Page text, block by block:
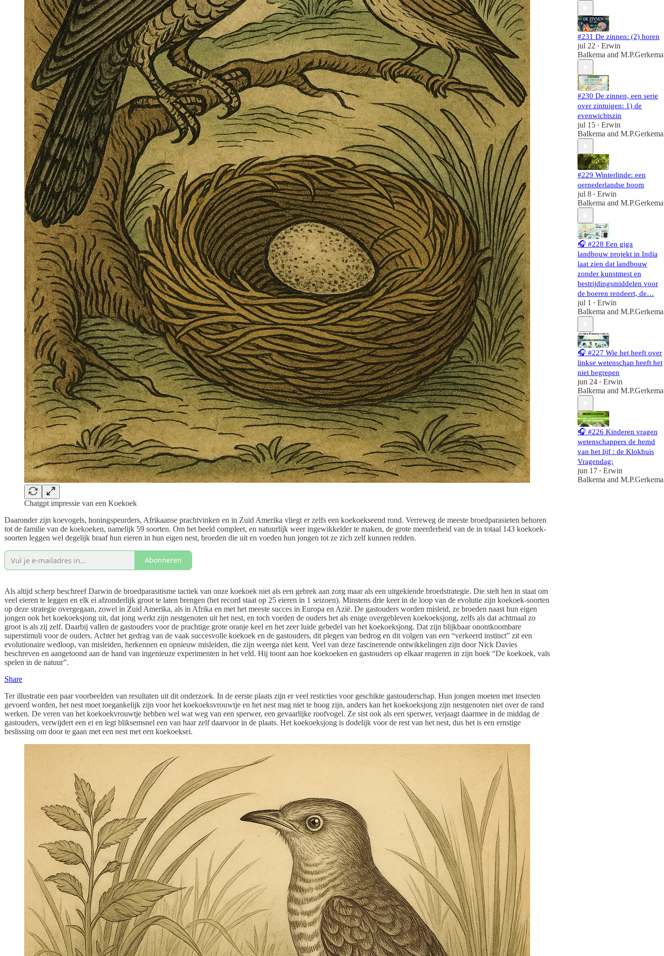
Chatgpt impressie van een Koekoek
Daaronder zijn koevogels, honingspeurders, Afrikaanse prachtvinken en in Zuid Amerika vliegt er zelfs een koekoekseend rond. Verreweg de meeste broedparasieten behoren
tot de familie van de koekoeken, namelijk 59 soorten. Om het beeld compleet, en natuurlijk weer ingewikkelder te maken, de grote meerderheid van de in totaal 143 koekoek-
soorten leggen wel degelijk braaf hun eieren in hun eigen nest, broeden die uit en voeden hun jongen tot ze zich zelf kunnen redden.
Abonneren
Als altijd scherp beschreef Darwin de broedparasitisme tactiek van onze koekoek niet als een gebrek aan zorg maar als een uitgekiende broedstrategie. Die stelt hen in staat om
veel eieren te leggen en elk ei afzonderlijk groot te laten brengen (het record staat op 25 eieren in 1 seizoen). Minstens drie keer in de loop van de evolutie zijn koekoek-soorten
op deze strategie overgegaan, zowel in Zuid Amerika, als in Afrika en met het meeste succes in Europa en Azië. De gastouders worden misleid, ze broeden naast hun eigen
jongen ook het koekoeksjong uit, dat jong werkt zijn nestgenoten uit het nest, en toch voeden de ouders het als enige overgebleven koekoeksjong, zelfs als dat achtmaal zo
groot is als zij zelf. Daarbij vallen de gastouders voor de prachtige grote oranje keel en het zeer luide gebedel van het koekoeksjong. Dat zijn blijkbaar onontkoombare
superstimuli voor de ouders. Achter het gedrag van de vaak succesvolle koekoek en de gastouders, dit plegen van bedrog en dit volgen van een “verkeerd instinct” zit een
evolutionaire wedloop, van misleiden, herkennen en opnieuw misleiden, die zijn weerga niet kent. Veel van deze fascinerende ontwikkelingen zijn door Nick Davies
beschreven en aangetoond aan de hand van ingenieuze experimenten in het veld. Hij toont aan hoe koekoeken en gastouders op elkaar reageren in zijn boek “De koekoek, vals
spelen in de natuur”.
Share
Ter illustratie een paar voorbeelden van resultaten uit dit onderzoek. In de eerste plaats zijn er veel resticties voor geschikte gastouderschap. Hun jongen moeten met insecten
gevoerd worden, het nest moet toegankelijk zijn voor het koekoeksvrouwtje en het nest mag niet te hoog zijn, anders kan het koekoeksjong zijn nestgenoten niet over de rand
werken. De veren van het koekoekvrouwtje hebben wel wat weg van een sperwer, een gevaarlijke roofvogel. Ze sist ook als een sperwer, verjaagt daarmee in de middag de
gastouders, verwijdert een ei en legt bliksemsnel een van haar zelf daarvoor in de plaats. Het koekoeksjong is dodelijk voor de rest van het nest, dus het is een ernstige
beslissing om door te gaan met een nest met een koekoeksei.
#231 De zinnen: (2) horen
jul 22 • Erwin
Balkema and M.P.Gerkema
#230 De zinnen, een serie
over zintuigen: 1) de
evenwichtszin
jul 15 • Erwin
Balkema and M.P.Gerkema
#229 Winterlinde: een
oernederlandse boom
jul 8 • Erwin
Balkema and M.P.Gerkema
🎧 #228 Een giga
landbouw projekt in India
laat zien dat landbouw
zonder kunstmest en
bestrijdingsmiddelen voor
de boeren rendeert, de…
jul 1 • Erwin
Balkema and M.P.Gerkema
🎧 #227 Wie het heeft over
linkse wetenschap heeft het
niet begrepen
jun 24 • Erwin
Balkema and M.P.Gerkema
🎧 #226 Kinderen vragen
wetenschappers de hemd
van het lijf : de Klokhuis
Vragendag:
jun 17 • Erwin
Balkema and M.P.Gerkema